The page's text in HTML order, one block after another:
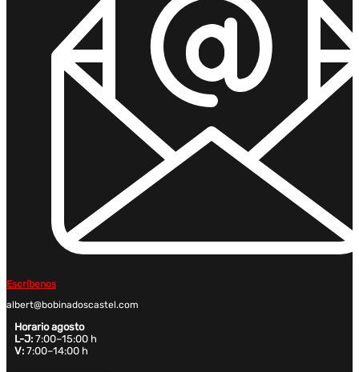
Escríbenos
albert@bobinadoscastel.com
Horario agosto
L-J: 7:00–15:00 h
V: 7:00–14:00 h